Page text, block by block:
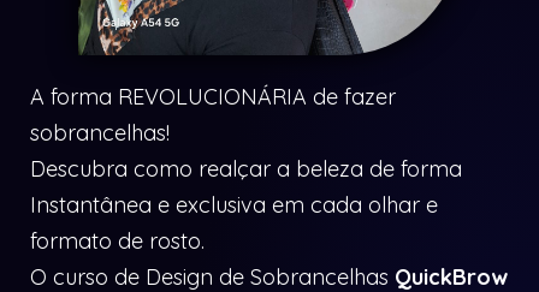
A forma REVOLUCIONÁRIA de fazer
sobrancelhas!
Descubra como realçar a beleza de forma
Instantânea e exclusiva em cada olhar e
formato de rosto.
O curso de Design de Sobrancelhas QuickBrow